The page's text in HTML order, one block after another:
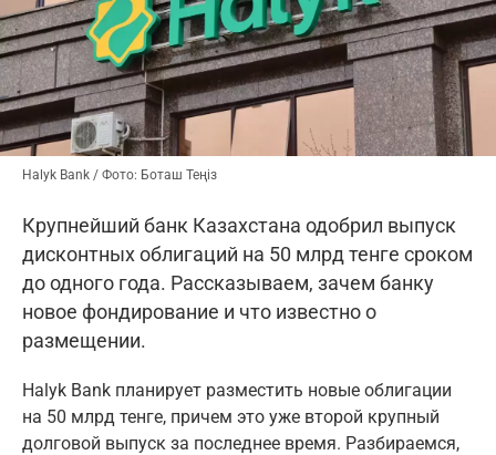
Halyk Bank / Фото: Боташ Теңіз
Крупнейший банк Казахстана одобрил выпуск
дисконтных облигаций на 50 млрд тенге сроком
до одного года. Рассказываем, зачем банку
новое фондирование и что известно о
размещении.
Halyk Bank планирует разместить новые облигации
на 50 млрд тенге, причем это уже второй крупный
долговой выпуск за последнее время. Разбираемся,